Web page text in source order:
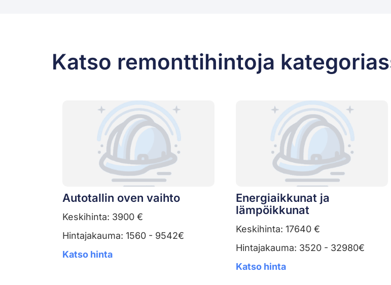
Katso remonttihintoja
Autotallin oven vaihto
Keskihinta: 3900 €
Hintajakauma: 1560 - 9542€
Katso hinta
Energiaikkunat ja
lämpöikkunat
Keskihinta: 17640 €
Hintajakauma: 3520 - 32980€
Katso hinta